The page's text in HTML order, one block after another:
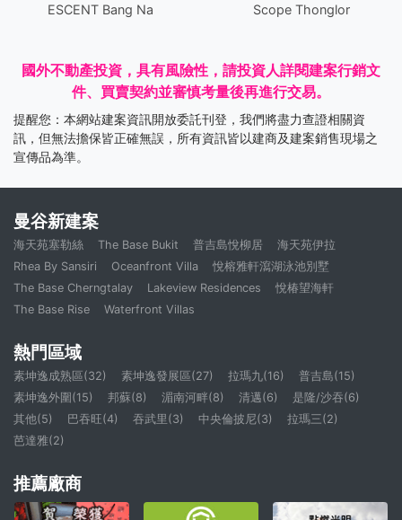
ESCENT Bang Na Scope Thonglor
國外不動產投資，具有風險性，請投資人詳閱建案行銷文
件、買賣契約並審慎考量後再進行交易。
提醒您：本網站建案資訊開放委託刊登，我們將盡力查證相關資
訊，但無法擔保皆正確無誤，所有資訊皆以建商及建案銷售現場之
宣傳品為準。
曼谷新建案
海天苑塞勒絲 The Base Bukit 普吉島悅柳居
海天苑伊拉
Rhea By Sansiri
Oceanfront Villa
悅榕雅軒瀉湖泳池別墅
The Base Cherngtalay
Lakeview Residences
悅椿望海軒
The Base Rise
Waterfront Villas
熱門區域
素坤逸成熟區(32) 素坤逸發展區(27) 拉瑪九(16)
普吉島(15)
素坤逸外圍(15)
邦蘇(8) 湄南河畔(8) 清邁(6)
是隆/沙吞(6)
其他(5)
巴吞旺(4) 吞武里(3) 中央倫披尼(3)
拉瑪三(2)
芭達雅(2)
推薦廠商